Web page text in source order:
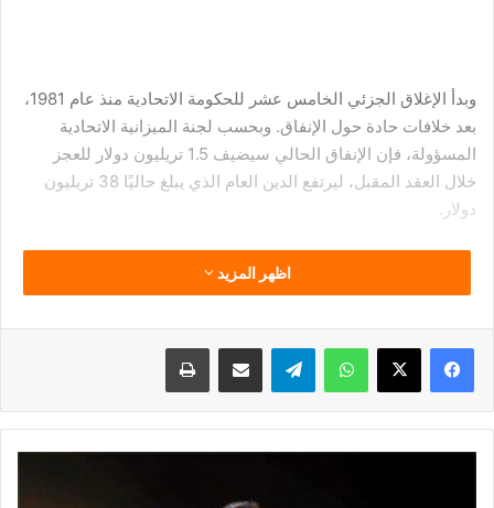
وبدأ الإغلاق الجزئي الخامس عشر للحكومة الاتحادية منذ عام 1981،
بعد خلافات حادة حول الإنفاق. وبحسب لجنة الميزانية الاتحادية
المسؤولة، فإن الإنفاق الحالي سيضيف 1.5 تريليون دولار للعجز
خلال العقد المقبل، ليرتفع الدين العام الذي يبلغ حاليًا 38 تريليون
دولار.
لكننا عالقون في حرب رسائل بين الحزبين بدلًا من تقديم حلول
حقيقية».
اظهر المزيد
فيسبوك ‫X واتساب تيلقرام مشاركة عبر البريد طباعة